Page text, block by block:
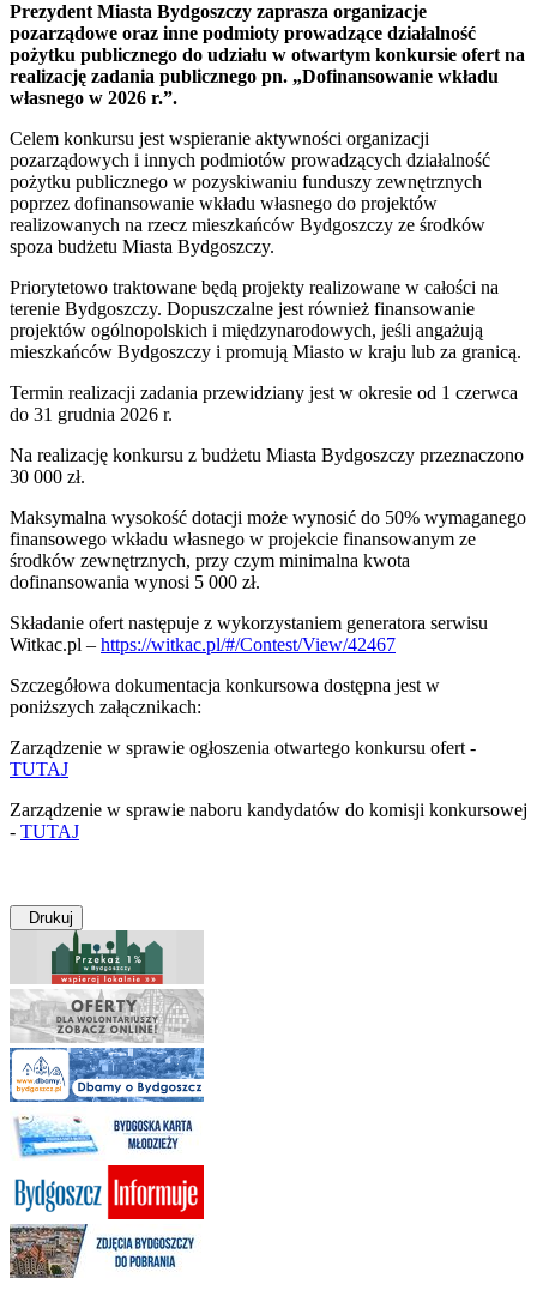
Prezydent Miasta Bydgoszczy zaprasza organizacje
pozarządowe oraz inne podmioty prowadzące działalność
pożytku publicznego do udziału w otwartym konkursie ofert na
realizację zadania publicznego pn. „Dofinansowanie wkładu
własnego w 2026 r.”.
Celem konkursu jest wspieranie aktywności organizacji
pozarządowych i innych podmiotów prowadzących działalność
pożytku publicznego w pozyskiwaniu funduszy zewnętrznych
poprzez dofinansowanie wkładu własnego do projektów
realizowanych na rzecz mieszkańców Bydgoszczy ze środków
spoza budżetu Miasta Bydgoszczy.
Priorytetowo traktowane będą projekty realizowane w całości na
terenie Bydgoszczy. Dopuszczalne jest również finansowanie
projektów ogólnopolskich i międzynarodowych, jeśli angażują
mieszkańców Bydgoszczy i promują Miasto w kraju lub za granicą.
Termin realizacji zadania przewidziany jest w okresie od 1 czerwca
do 31 grudnia 2026 r.
Na realizację konkursu z budżetu Miasta Bydgoszczy przeznaczono
30 000 zł.
Maksymalna wysokość dotacji może wynosić do 50% wymaganego
finansowego wkładu własnego w projekcie finansowanym ze
środków zewnętrznych, przy czym minimalna kwota
dofinansowania wynosi 5 000 zł.
Składanie ofert następuje z wykorzystaniem generatora serwisu
Witkac.pl – https://witkac.pl/#/Contest/View/42467
Szczegółowa dokumentacja konkursowa dostępna jest w
poniższych załącznikach:
Zarządzenie w sprawie ogłoszenia otwartego konkursu ofert -
TUTAJ
Zarządzenie w sprawie naboru kandydatów do komisji konkursowej
- TUTAJ
Drukuj